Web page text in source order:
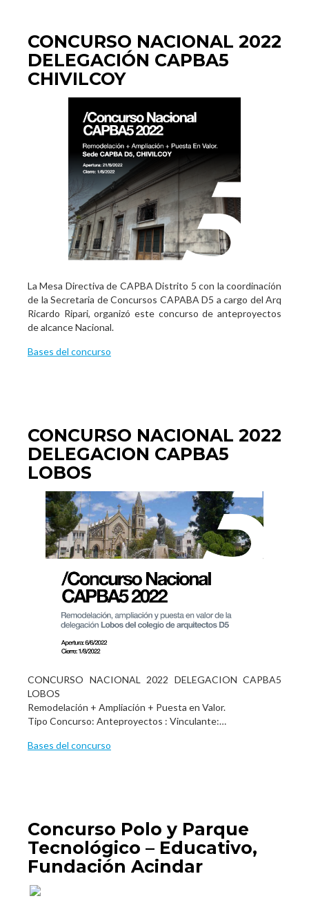
CONCURSO NACIONAL 2022
DELEGACIÓN CAPBA5
CHIVILCOY
La Mesa Directiva de CAPBA Distrito 5 con la coordinación
de la Secretaria de Concursos CAPABA D5 a cargo del Arq
Ricardo Ripari, organizó este concurso de anteproyectos
de alcance Nacional.
Bases del concurso
CONCURSO NACIONAL 2022
DELEGACION CAPBA5
LOBOS
CONCURSO NACIONAL 2022 DELEGACION CAPBA5
LOBOS
Remodelación + Ampliación + Puesta en Valor.
Tipo Concurso: Anteproyectos : Vinculante:
Proyecto Ejecutivo (PE) + Dirección Obra por contratos
Bases del concurso
Concurso Polo y Parque
Tecnológico – Educativo,
Fundación Acindar